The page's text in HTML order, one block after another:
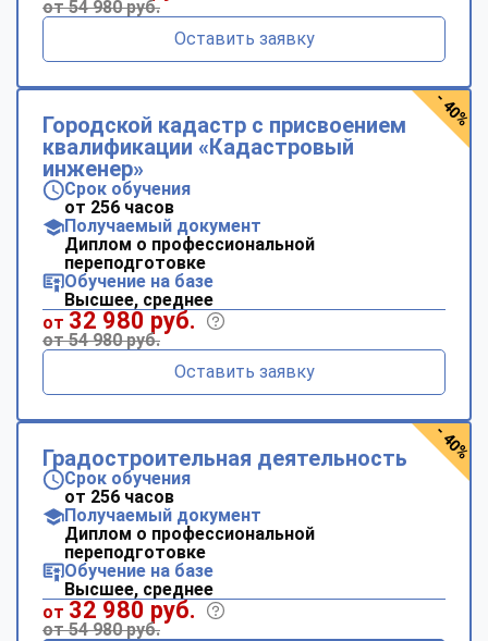
от 54 980 руб.
Оставить заявку
Городской кадастр с присвоением
квалификации «Кадастровый
инженер»
Срок обучения
от 256 часов
Получаемый документ
Диплом о профессиональной
переподготовке
Обучение на базе
Высшее, среднее
от 32 980 руб.
от 54 980 руб.
Оставить заявку
- 40%
Градостроительная деятельность
Срок обучения
от 256 часов
Получаемый документ
Диплом о профессиональной
переподготовке
Обучение на базе
Высшее, среднее
от 32 980 руб.
от 54 980 руб.
- 40%